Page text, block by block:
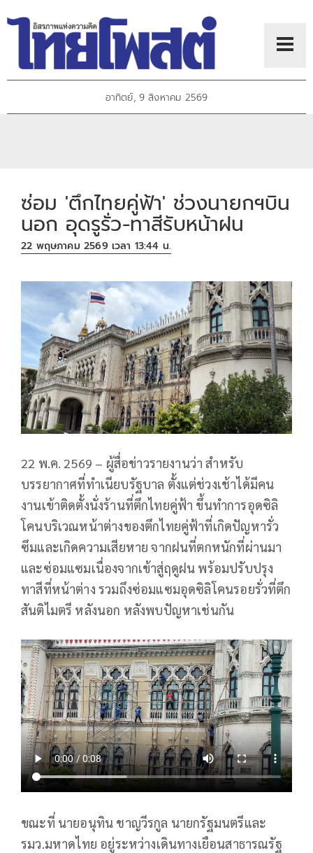
อาทิตย์, 9 สิงหาคม 2569
ซ่อม 'ตึกไทยคู่ฟ้า' ช่วงนายกฯบิน
นอก อุดรูรั่ว-ทาสีรับหน้าฝน
22 พฤษภาคม 2569 เวลา 13:44 น.
22 พ.ค. 2569 – ผู้สื่อข่าวรายงานว่า สำหรับ
บรรยากาศที่ทำเนียบรัฐบาล ตั้งแต่ช่วงเช้าได้มีคน
งานเข้าติดตั้งนั่งร้านที่ตึกไทยคู่ฟ้า ขึ้นทำการอุดซิลิ
โคนบริเวณหน้าต่างของตึกไทยคู่ฟ้าที่เกิดปัญหารั่ว
ซึมและเกิดความเสียหาย จากฝนที่ตกหนักที่ผ่านมา
และซ่อมแซมเนื่องจากเข้าสู่ฤดูฝน พร้อมปรับปรุง
ทาสีที่หน้าต่าง รวมถึงซ่อมแซมอุดซิลิโคนรอยรั่วที่ตึก
สันติไมตรี หลังนอก หลังพบปัญหาเช่นกัน
ขณะที่ นายอนุทิน ชาญวีรกูล นายกรัฐมนตรีและ
รมว.มหาดไทย อยู่ระหว่างเดินทางเยือนสาธารณรัฐ